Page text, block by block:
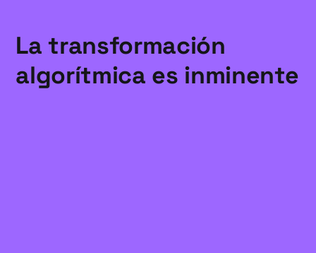
La transformación
algorítmica es inminente